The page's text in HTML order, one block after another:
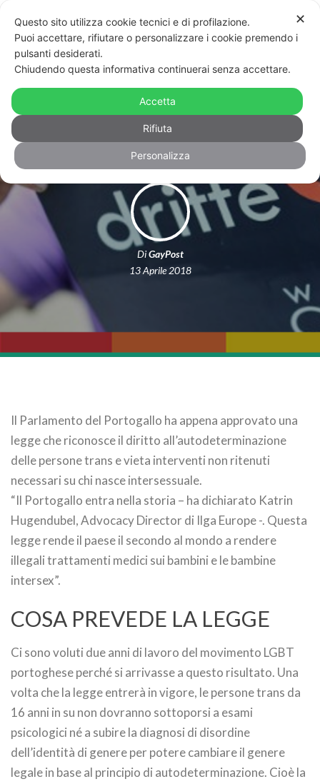
Portogallo: il Parlamento vota sì ai
diritti delle persone trans e intersex
DiGayPost
13 Aprile 2018
Il Parlamento del Portogallo ha appena approvato una
legge che riconosce il diritto all’autodeterminazione
delle persone trans e vieta interventi non ritenuti
necessari su chi nasce intersessuale.
“Il Portogallo entra nella storia – ha dichiarato Katrin
Hugendubel, Advocacy Director di Ilga Europe -. Questa
legge rende il paese il secondo al mondo a rendere
illegali trattamenti medici sui bambini e le bambine
intersex”.
COSA PREVEDE LA LEGGE
Ci sono voluti due anni di lavoro del movimento LGBT
portoghese perché si arrivasse a questo risultato. Una
volta che la legge entrerà in vigore, le persone trans da
16 anni in su non dovranno sottoporsi a esami
psicologici né a subire la diagnosi di disordine
dell’identità di genere per potere cambiare il genere
legale in base al principio di autodeterminazione. Cioè la
✕
Questo sito utilizza cookie tecnici e di profilazione.
Puoi accettare, rifiutare o personalizzare i cookie premendo i
pulsanti desiderati.
Chiudendo questa informativa continuerai senza accettare.
Accetta
Rifiuta
Personalizza